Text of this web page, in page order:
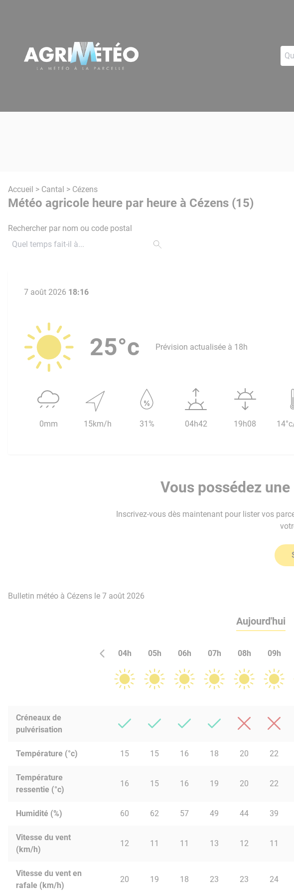
Accueil > Cantal > Cézens
Météo agricole heure par heure à Cézens (15)
Rechercher par nom ou code postal
7 août 2026 18:16
25°c Prévision actualisée à 18h
0mm 15km/h 31% 04h42 19h08
Vous possédez
Inscrivez-vous dès maintenant pour lister vos
Bulletin météo à Cézens le 7 août 2026
Aujourd'hui
04h 05h 06h 07h 08h 09h
Créneaux de
pulvérisation
Température (°c) 15 15 16 18 20 22
Température
ressentie (°c)
16 15 16 19 20 22
Humidité (%) 60 62 57 49 44 39
Vitesse du vent
(km/h)
12 11 11 13 12 11
Vitesse du vent en
rafale (km/h)
20 19 18 23 23 24